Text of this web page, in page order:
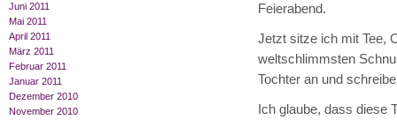
Juni 2011
Mai 2011
April 2011
März 2011
Februar 2011
Januar 2011
Dezember 2010
November 2010
Feierabend.
Jetzt sitze ich mit Tee,
weltschlimmsten
Tochter an und
Ich glaube, dass diese